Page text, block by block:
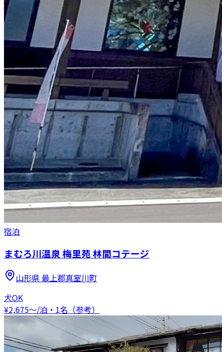
宿泊
まむろ川温泉 梅里苑 林間コテージ
山形県 最上郡真室川町
犬OK
¥2,675〜/泊・1名（参考）